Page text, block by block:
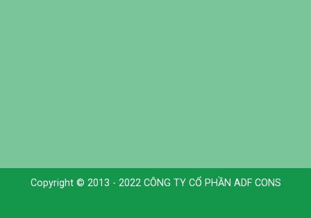
Copyright © 2013 - 2022 CÔNG TY CỔ PHẦN ADF CONS